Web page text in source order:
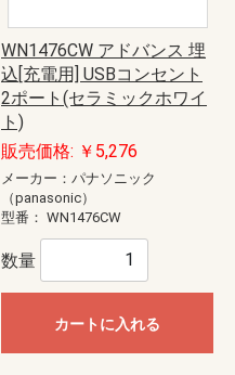
WN1476CW アドバンス 埋
込[充電用] USBコンセント
2ポート(セラミックホワイ
ト)
販売価格: ￥5,276
メーカー：パナソニック
（panasonic）
型番： WN1476CW
数量
カートに入れる